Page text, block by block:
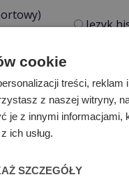
Język
Inne
cookie
treści, reklam
z naszej witryny,
je z innymi informacjami,
ich usług.
SZCZEGÓŁY